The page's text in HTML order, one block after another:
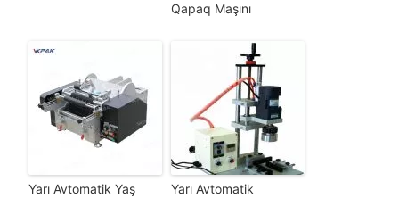
Qapaq Maşını
Yarı Avtomatik Yaş
Yarı Avtomatik